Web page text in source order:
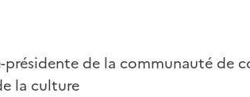
présidente de la communauté de
la culture